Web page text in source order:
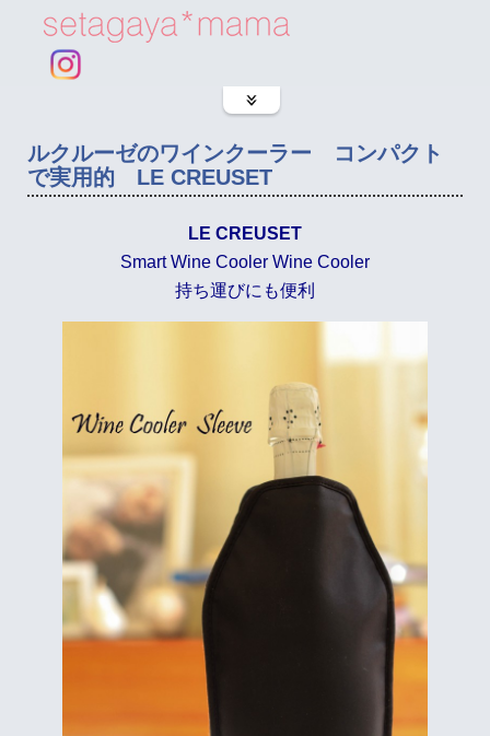
ルクルーゼのワインクーラー コンパクト
で実用的 LE CREUSET
LE CREUSET
Smart Wine Cooler Wine Cooler
持ち運びにも便利